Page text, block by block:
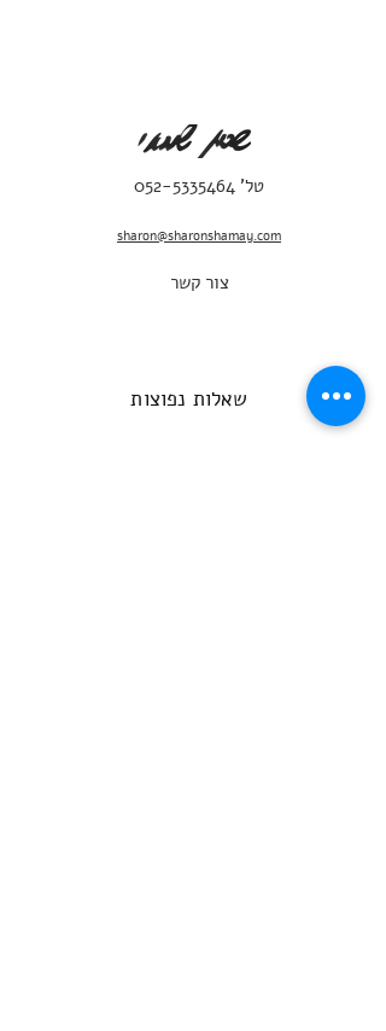
טל' 052-5335464
sharon@sharonshamay.com
צור קשר
שאלות נפוצות